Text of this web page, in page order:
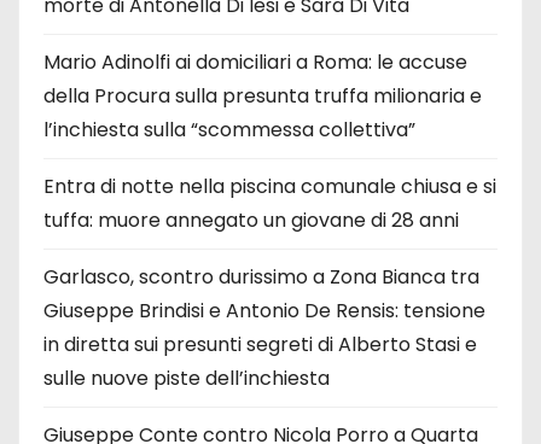
Mario Adinolfi ai domiciliari a Roma: le accuse
della Procura sulla presunta truffa milionaria e
l’inchiesta sulla “scommessa collettiva”
Entra di notte nella piscina comunale chiusa e si
tuffa: muore annegato un giovane di 28 anni
Garlasco, scontro durissimo a Zona Bianca tra
Giuseppe Brindisi e Antonio De Rensis: tensione
in diretta sui presunti segreti di Alberto Stasi e
sulle nuove piste dell’inchiesta
Giuseppe Conte contro Nicola Porro a Quarta